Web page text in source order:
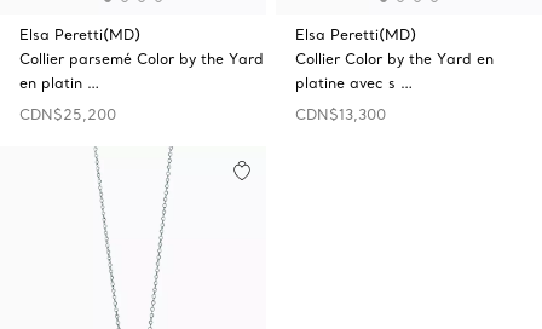
Elsa Peretti(MD)
Collier parsemé Color by the Yard
en platin …
CDN$25,200
Elsa Peretti(MD)
Collier Color by the Yard en
platine avec s …
CDN$13,300